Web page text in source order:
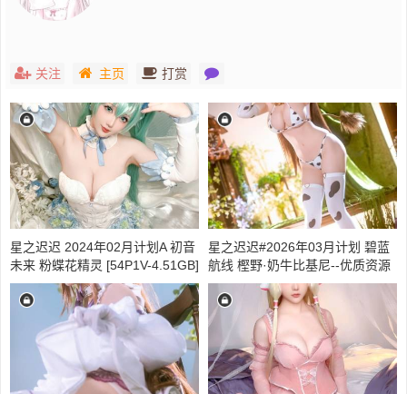
关注 主页 打赏
星之迟迟 2024年02月计划A 初音
未来 粉蝶花精灵 [54P1V-4.51GB]
星之迟迟#2026年03月计划 碧蓝
航线 樫野·奶牛比基尼--优质资源
分享！